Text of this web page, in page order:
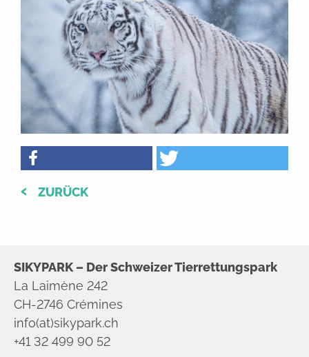
ZURÜCK
SIKYPARK – Der Schweizer Tierrettungspark
La Laimène 242
CH-2746 Crémines
info(at)sikypark.ch
+41 32 499 90 52